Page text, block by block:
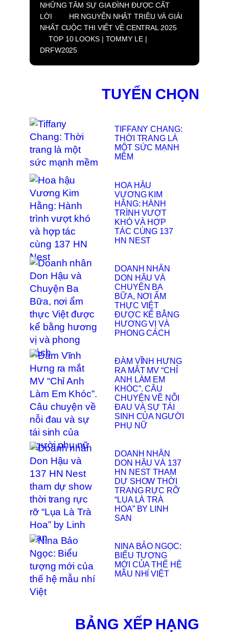
NHỮNG TÂM SỰ GIA ĐÌNH ĐƯỢC CẤT
LỜI
HR NGUYỄN NHẬT TRIỀU VÀ GIẢI
NHẤT CUỘC THI VIẾT VỀ CENTRAL 2025
TOP 10 LOOKS | TOMMY LE |
DRFW2025
TUYỂN CHỌN
TIFFANY CHANG:
THỜI TRANG LÀ
MỘT SỨC MẠNH
MỀM
HOA HẬU
VƯƠNG KIM
HẰNG: HÀNH
TRÌNH VƯỢT
KHÓ VÀ HỢP
TÁC CÙNG 137
HN NEST
DOANH NHÂN
DON HẬU VÀ
CHUYỆN BA
BỮA, NƠI ẨM
THỰC VIỆT
ĐƯỢC KỂ BẰNG
HƯƠNG VỊ VÀ
PHONG CÁCH
ĐÀM VĨNH HƯNG
RA MẮT MV “CHỈ
ANH LÀM EM
KHÓC”. CÂU
CHUYỆN VỀ NỖI
ĐAU VÀ SỰ TÁI
SINH CỦA NGƯỜI
PHỤ NỮ
DOANH NHÂN
DON HẬU VÀ 137
HN NEST THAM
DỰ SHOW THỜI
TRANG RỰC RỠ
“LỤA LÀ TRÀ
HOA” BY LINH
SAN
NINA BẢO NGỌC:
BIỂU TƯỢNG
MỚI CỦA THẾ HỆ
MẪU NHÍ VIỆT
BẢNG XẾP HẠNG